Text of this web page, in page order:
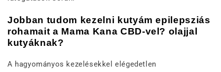
Jobban tudom kezelni kutyám epilepsziás
rohamait a Mama Kana CBD-vel? olajjal
kutyáknak?
A hagyományos kezelésekkel elégedetlen